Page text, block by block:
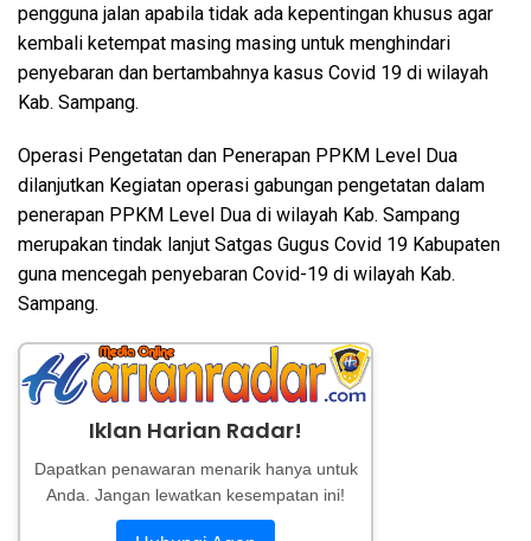
pengguna jalan apabila tidak ada kepentingan khusus agar
kembali ketempat masing masing untuk menghindari
penyebaran dan bertambahnya kasus Covid 19 di wilayah
Kab. Sampang.
Operasi Pengetatan dan Penerapan PPKM Level Dua
dilanjutkan Kegiatan operasi gabungan pengetatan dalam
penerapan PPKM Level Dua di wilayah Kab. Sampang
merupakan tindak lanjut Satgas Gugus Covid 19 Kabupaten
guna mencegah penyebaran Covid-19 di wilayah Kab.
Sampang.
Iklan Harian Radar!
Dapatkan penawaran menarik hanya untuk
Anda. Jangan lewatkan kesempatan ini!